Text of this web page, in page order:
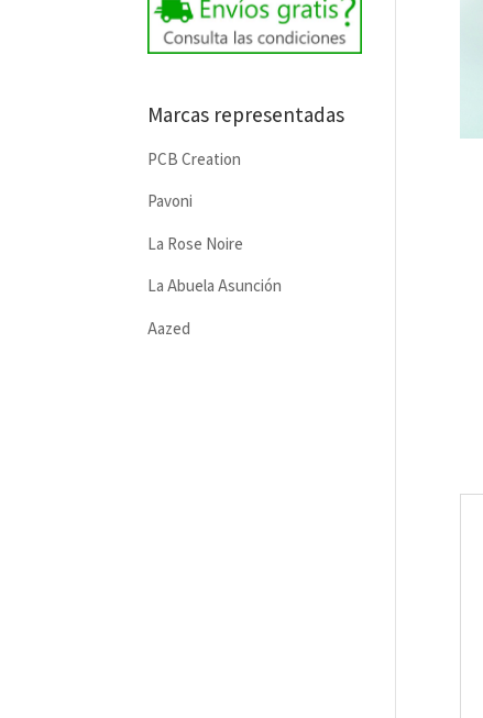
Marcas representadas
PCB Creation
Pavoni
La Rose Noire
La Abuela Asunción
Aazed